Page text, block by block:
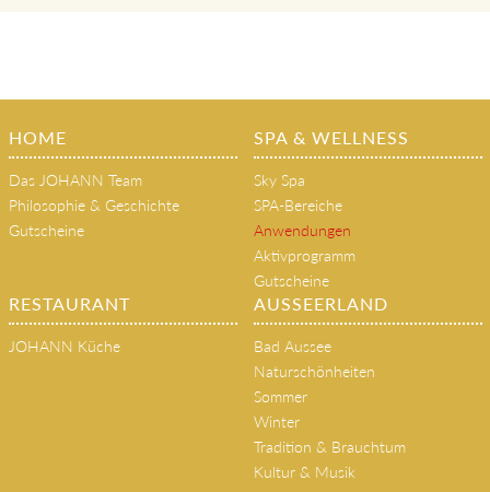
HOME
Das JOHANN Team
Philosophie & Geschichte
SPA & WELLNESS
Sky Spa
SPA-Bereiche
Anwendungen
Aktivprogramm
Gutscheine
RESTAURANT AUSSEERLAND
Bad Aussee
Naturschönheiten
Sommer
Winter
Tradition & Brauchtum